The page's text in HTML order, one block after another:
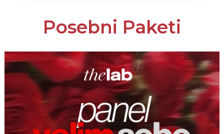
Posebni Paketi